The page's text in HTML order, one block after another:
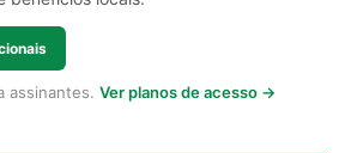
assinantes. Ver planos de acesso →